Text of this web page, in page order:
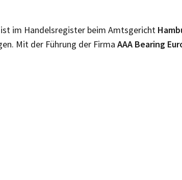
ist im Handelsregister beim Amtsgericht
Mit der Führung der Firma AAA Bearing